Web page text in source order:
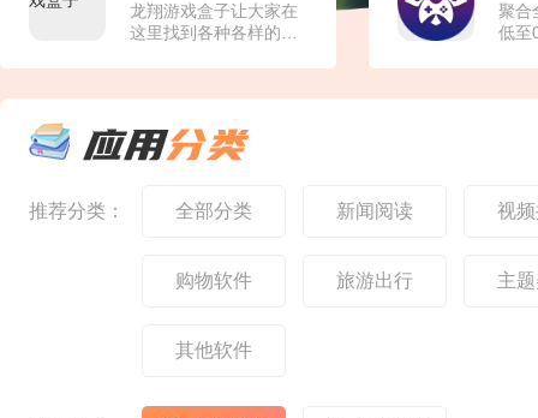
龙翔游戏盒子让大家在
这里找到各种各样的折
都行的，还可以输入关
松找到自己喜欢的游戏
进行下载游玩了。平台
审核，每天都会精选游
带来了超多传奇手游资
源，每天的都可以免费
聚合
低至
千款
丰厚
立
子最
推荐分类： 全部分类 新闻阅读 视
购物软件 旅游出行 主
其他软件